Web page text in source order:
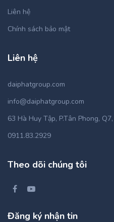
Liên hệ
Chính sách bảo mật
Liên hệ
daiphatgroup.com
info@daiphatgroup.com
63 Hà Huy Tập, P.Tân Phong,
0911.83.2929
Theo dõi chúng tôi
Đăng ký nhận tin